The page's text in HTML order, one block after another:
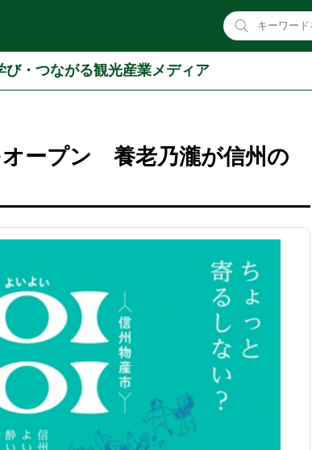
び・つながる観光産業メディア
オープン 養老乃瀧が信州の